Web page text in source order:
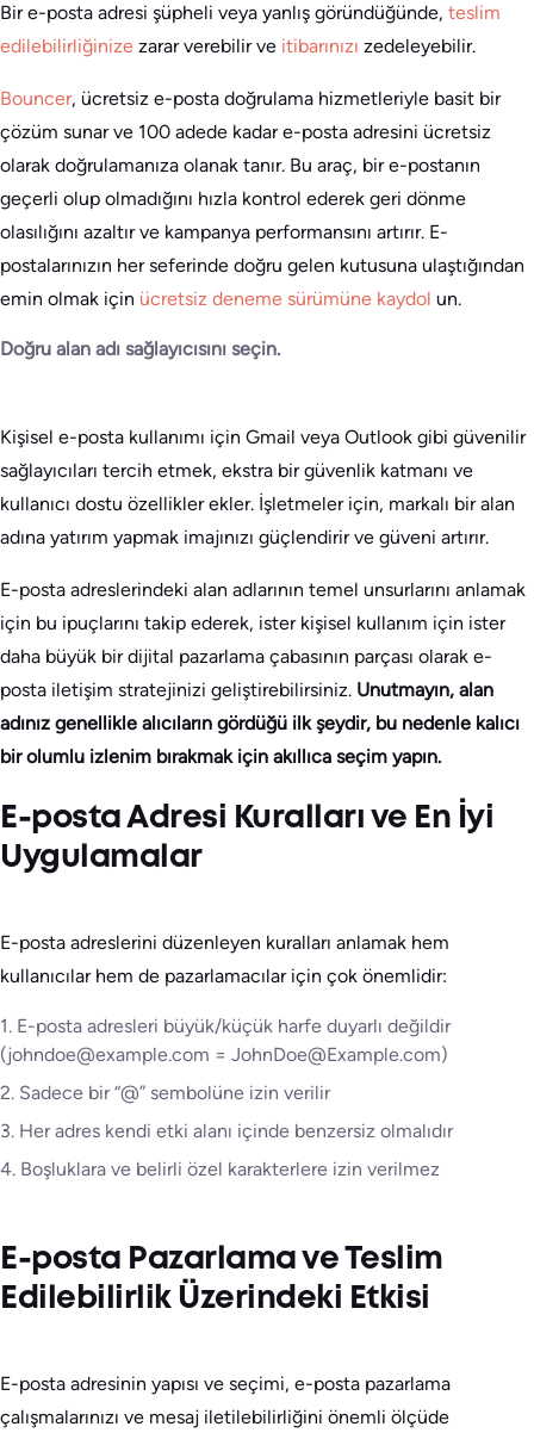
Bir e-posta adresi şüpheli veya yanlış göründüğünde, teslim
edilebilirliğinize zarar verebilir ve itibarınızı zedeleyebilir.
Bouncer, ücretsiz e-posta doğrulama hizmetleriyle basit bir
çözüm sunar ve 100 adede kadar e-posta adresini ücretsiz
olarak doğrulamanıza olanak tanır. Bu araç, bir e-postanın
geçerli olup olmadığını hızla kontrol ederek geri dönme
olasılığını azaltır ve kampanya performansını artırır. E-
postalarınızın her seferinde doğru gelen kutusuna ulaştığından
emin olmak için ücretsiz deneme sürümüne kaydol un.
Doğru alan adı sağlayıcısını seçin.
Kişisel e-posta kullanımı için Gmail veya Outlook gibi güvenilir
sağlayıcıları tercih etmek, ekstra bir güvenlik katmanı ve
kullanıcı dostu özellikler ekler. İşletmeler için, markalı bir alan
adına yatırım yapmak imajınızı güçlendirir ve güveni artırır.
E-posta adreslerindeki alan adlarının temel unsurlarını anlamak
için bu ipuçlarını takip ederek, ister kişisel kullanım için ister
daha büyük bir dijital pazarlama çabasının parçası olarak e-
posta iletişim stratejinizi geliştirebilirsiniz. Unutmayın, alan
adınız genellikle alıcıların gördüğü ilk şeydir, bu nedenle kalıcı
bir olumlu izlenim bırakmak için akıllıca seçim yapın.
E-posta Adresi Kuralları ve En İyi
Uygulamalar
E-posta adreslerini düzenleyen kuralları anlamak hem
kullanıcılar hem de pazarlamacılar için çok önemlidir:
1. E-posta adresleri büyük/küçük harfe duyarlı değildir
(johndoe@example.com = JohnDoe@Example.com)
2. Sadece bir “@” sembolüne izin verilir
3. Her adres kendi etki alanı içinde benzersiz olmalıdır
4. Boşluklara ve belirli özel karakterlere izin verilmez
E-posta Pazarlama ve Teslim
Edilebilirlik Üzerindeki Etkisi
E-posta adresinin yapısı ve seçimi, e-posta pazarlama
çalışmalarınızı ve mesaj iletilebilirliğini önemli ölçüde